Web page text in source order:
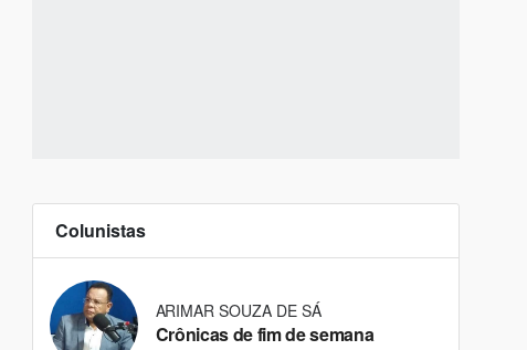
Colunistas
ARIMAR SOUZA DE SÁ
Crônicas de fim de semana